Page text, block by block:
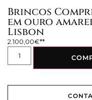
Brincos
em ouro
Lisbon
2.100,00€